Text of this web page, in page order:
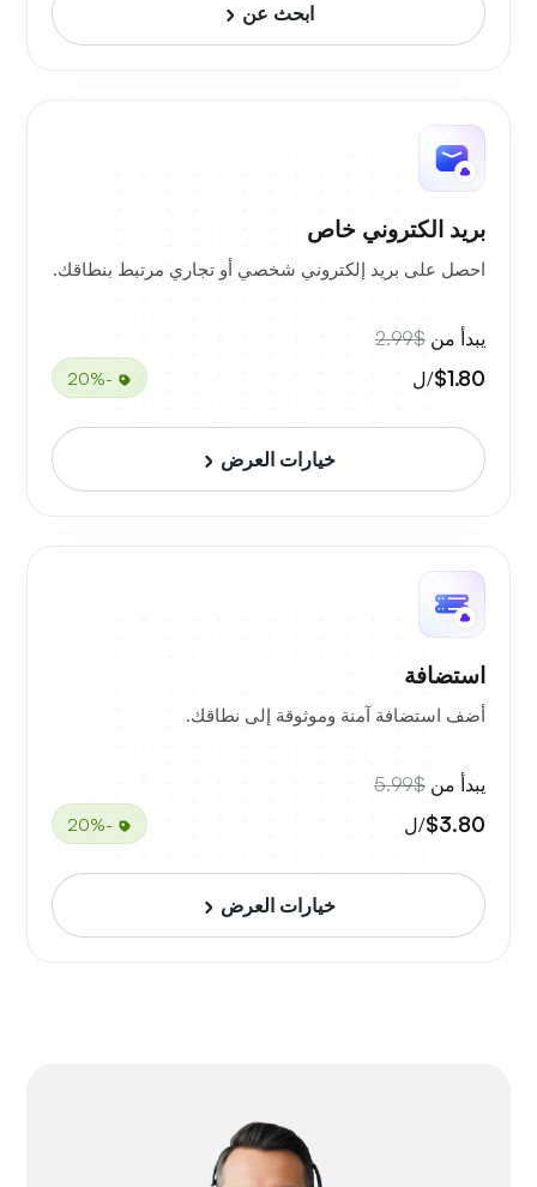
ابحث عن
بريد الكتروني خاص
احصل على بريد إلكتروني شخصي أو تجاري مرتبط بنطاقك.
يبدأ من $2.99
$1.80/ل -20%
خيارات العرض
استضافة
أضف استضافة آمنة وموثوقة إلى نطاقك.
يبدأ من $5.99
$3.80/ل -20%
خيارات العرض